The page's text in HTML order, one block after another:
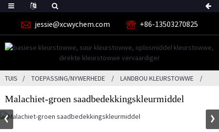
jessie@xcwychem.com +86-13503270825
TUIS TOEPASSING/NYWERHEDE LANDBOU KLEURSTOWWE
Malachiet-groen saadbedekkingskleurmiddel